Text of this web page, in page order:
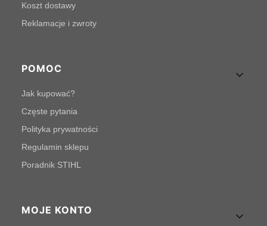
Koszt dostawy
Reklamacje i zwroty
POMOC
Jak kupować?
Częste pytania
Polityka prywatności
Regulamin sklepu
Poradnik STIHL
MOJE KONTO